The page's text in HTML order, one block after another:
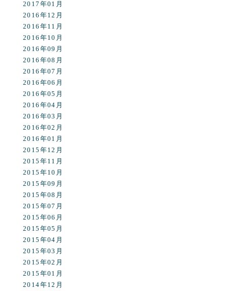
2017年01月
2016年12月
2016年11月
2016年10月
2016年09月
2016年08月
2016年07月
2016年06月
2016年05月
2016年04月
2016年03月
2016年02月
2016年01月
2015年12月
2015年11月
2015年10月
2015年09月
2015年08月
2015年07月
2015年06月
2015年05月
2015年04月
2015年03月
2015年02月
2015年01月
2014年12月